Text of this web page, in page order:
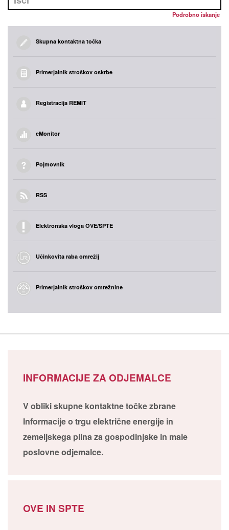
Podrobno iskanje
Skupna kontaktna točka
Primerjalnik stroškov oskrbe
Registracija REMIT
eMonitor
Pojmovnik
RSS
Elektronska vloga OVE/SPTE
Učinkovita raba omrežij
Primerjalnik stroškov omrežnine
INFORMACIJE ZA ODJEMALCE
V obliki skupne kontaktne točke zbrane
Informacije o trgu električne energije in
zemeljskega plina za gospodinjske in male
poslovne odjemalce.
OVE IN SPTE